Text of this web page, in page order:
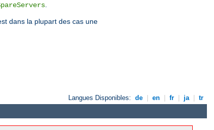
dans la plupart des cas une
Langues Disponibles: de en fr ja tr